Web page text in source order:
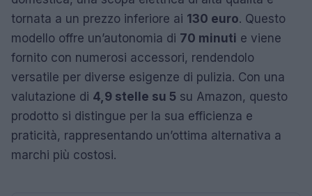
tornata a un prezzo inferiore ai 130 euro. Questo
modello offre un’autonomia di 70 minuti e viene
fornito con numerosi accessori, rendendolo
versatile per diverse esigenze di pulizia. Con una
valutazione di 4,9 stelle su 5 su Amazon, questo
prodotto si distingue per la sua efficienza e
praticità, rappresentando un’ottima alternativa a
marchi più costosi.